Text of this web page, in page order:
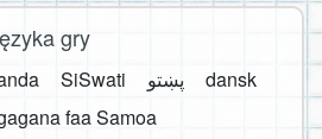
gry
SiSwati پښتو
dansk
faa Samoa